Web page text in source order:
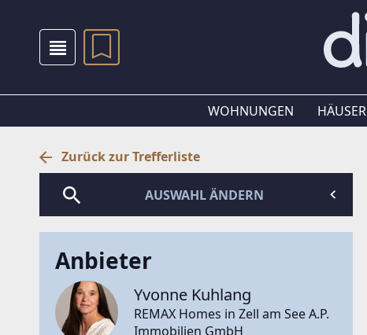
WOHNUNGEN HÄUSER
Zurück zur Trefferliste
AUSWAHL ÄNDERN
Anbieter
Yvonne Kuhlang
REMAX Homes in Zell am See A.P.
Immobilien GmbH